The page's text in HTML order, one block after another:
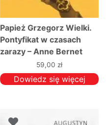
Papież Grzegorz Wielki.
Pontyfikat w czasach
zarazy – Anne Bernet
59,00 zł
Dowiedz się więcej